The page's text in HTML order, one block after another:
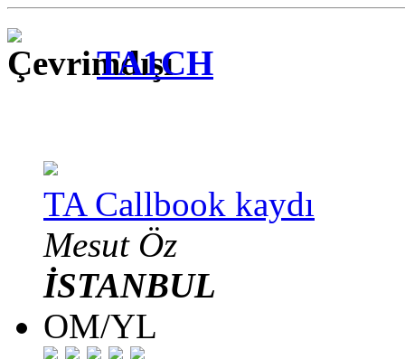
TA1CH
TA Callbook kaydı
Mesut Öz
İSTANBUL
OM/YL